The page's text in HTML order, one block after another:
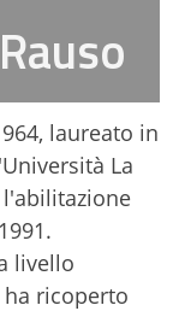
laureato in
La
l'abilitazione
livello
ricoperto